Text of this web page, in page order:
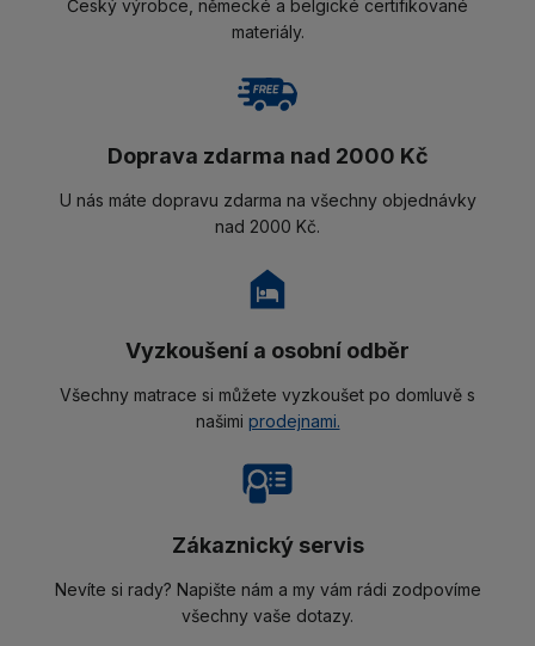
Český výrobce, německé a belgické certifikované
materiály.
Doprava zdarma nad 2000 Kč
U nás máte dopravu zdarma na všechny objednávky
nad 2000 Kč.
Vyzkoušení a osobní odběr
Všechny matrace si můžete vyzkoušet po domluvě s
našimi prodejnami.
Zákaznický servis
Nevíte si rady? Napište nám a my vám rádi zodpovíme
všechny vaše dotazy.